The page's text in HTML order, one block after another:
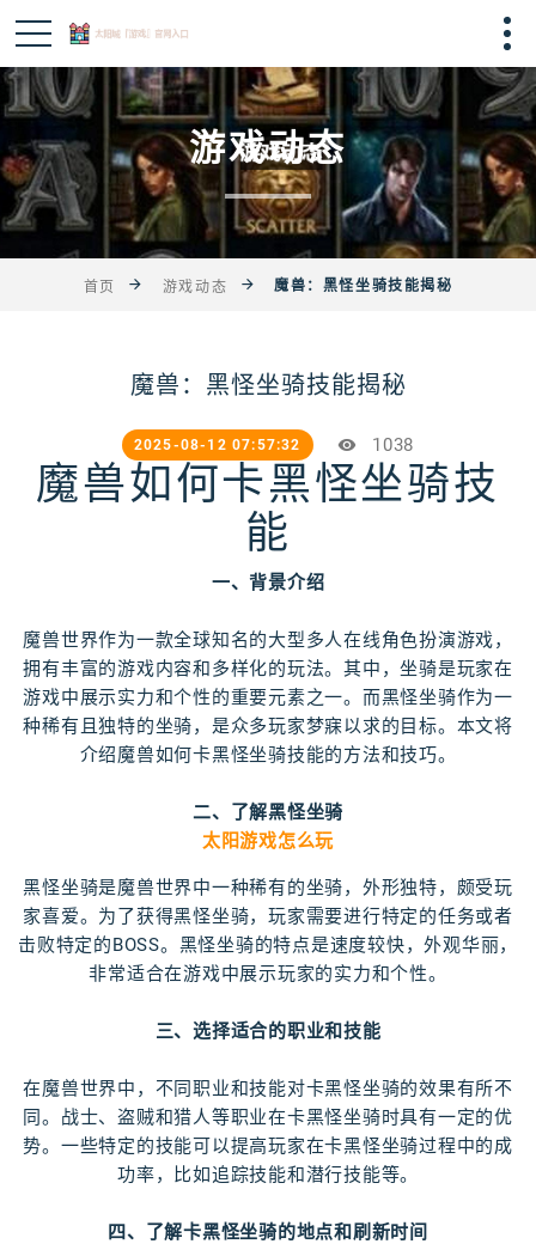
游戏动态
首页 游戏动态 魔兽：黑怪坐骑技能揭秘
魔兽：黑怪坐骑技能揭秘
2025-08-12 07:57:32 1038
魔兽如何卡黑怪坐骑技
能
一、背景介绍
魔兽世界作为一款全球知名的大型多人在线角色扮演游戏，
拥有丰富的游戏内容和多样化的玩法。其中，坐骑是玩家在
游戏中展示实力和个性的重要元素之一。而黑怪坐骑作为一
种稀有且独特的坐骑，是众多玩家梦寐以求的目标。本文将
介绍魔兽如何卡黑怪坐骑技能的方法和技巧。
二、了解黑怪坐骑
太阳游戏怎么玩
黑怪坐骑是魔兽世界中一种稀有的坐骑，外形独特，颇受玩
家喜爱。为了获得黑怪坐骑，玩家需要进行特定的任务或者
击败特定的BOSS。黑怪坐骑的特点是速度较快，外观华丽，
非常适合在游戏中展示玩家的实力和个性。
三、选择适合的职业和技能
在魔兽世界中，不同职业和技能对卡黑怪坐骑的效果有所不
同。战士、盗贼和猎人等职业在卡黑怪坐骑时具有一定的优
势。一些特定的技能可以提高玩家在卡黑怪坐骑过程中的成
功率，比如追踪技能和潜行技能等。
四、了解卡黑怪坐骑的地点和刷新时间